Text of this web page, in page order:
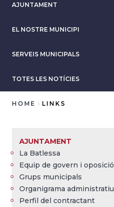
AJUNTAMENT
EL NOSTRE MUNICIPI
SERVEIS MUNICIPALS
TOTES LES NOTÍCIES
HOME LINKS
AJUNTAMENT
La Batlessa
Equip de govern i oposició
Grups municipals
Organigrama administratiu
Perfil del contractant